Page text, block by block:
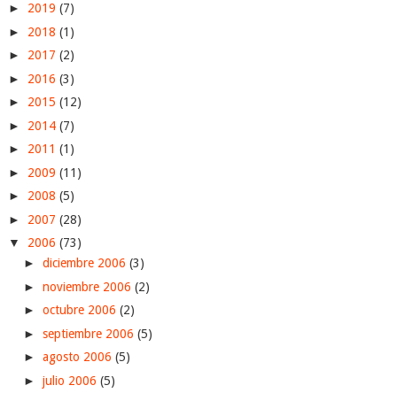
► 2019 (7)
► 2018 (1)
► 2017 (2)
► 2016 (3)
► 2015 (12)
► 2014 (7)
► 2011 (1)
► 2009 (11)
► 2008 (5)
► 2007 (28)
▼ 2006 (73)
► diciembre 2006 (3)
► noviembre 2006 (2)
► octubre 2006 (2)
► septiembre 2006 (5)
► agosto 2006 (5)
► julio 2006 (5)